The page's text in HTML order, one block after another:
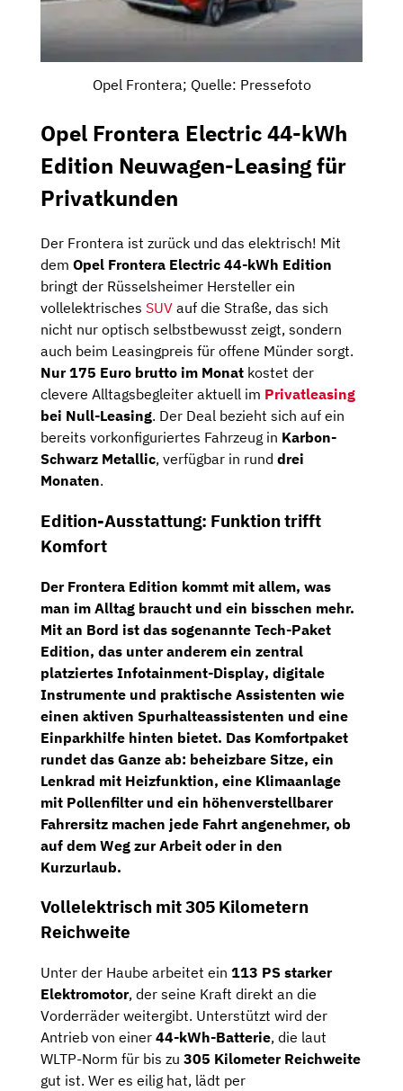
Opel Frontera; Quelle: Pressefoto
Opel Frontera Electric 44-kWh
Edition Neuwagen-Leasing für
Privatkunden
Der Frontera ist zurück und das elektrisch! Mit
dem Opel Frontera Electric 44-kWh Edition
bringt der Rüsselsheimer Hersteller ein
vollelektrisches SUV auf die Straße, das sich
nicht nur optisch selbstbewusst zeigt, sondern
auch beim Leasingpreis für offene Münder sorgt.
Nur 175 Euro brutto im Monat kostet der
clevere Alltagsbegleiter aktuell im Privatleasing
bei Null-Leasing. Der Deal bezieht sich auf ein
bereits vorkonfiguriertes Fahrzeug in Karbon-
Schwarz Metallic, verfügbar in rund drei
Monaten.
Edition-Ausstattung: Funktion trifft
Komfort
Der Frontera Edition kommt mit allem, was
man im Alltag braucht und ein bisschen mehr.
Mit an Bord ist das sogenannte Tech-Paket
Edition, das unter anderem ein zentral
platziertes Infotainment-Display, digitale
Instrumente und praktische Assistenten wie
einen aktiven Spurhalteassistenten und eine
Einparkhilfe hinten bietet. Das Komfortpaket
rundet das Ganze ab: beheizbare Sitze, ein
Lenkrad mit Heizfunktion, eine Klimaanlage
mit Pollenfilterund ein höhenverstellbarer
Fahrersitz machen jede Fahrt angenehmer, ob
auf dem Weg zur Arbeit oder in den
Kurzurlaub.
Vollelektrisch mit 305 Kilometern
Reichweite
Unter der Haube arbeitet ein 113 PS starker
Elektromotor, der seine Kraft direkt an die
Vorderräder weitergibt. Unterstützt wird der
Antrieb von einer 44-kWh-Batterie, die laut
WLTP-Norm für bis zu 305 Kilometer Reichweite
gut ist. Wer es eilig hat, lädt per